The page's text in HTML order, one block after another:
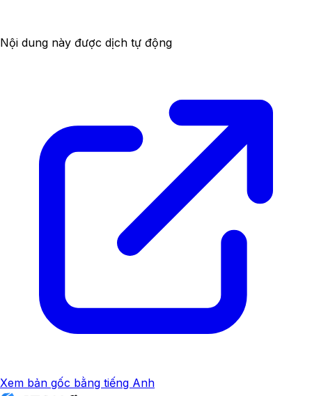
Nội dung này được dịch tự động
Xem bản gốc bằng tiếng Anh